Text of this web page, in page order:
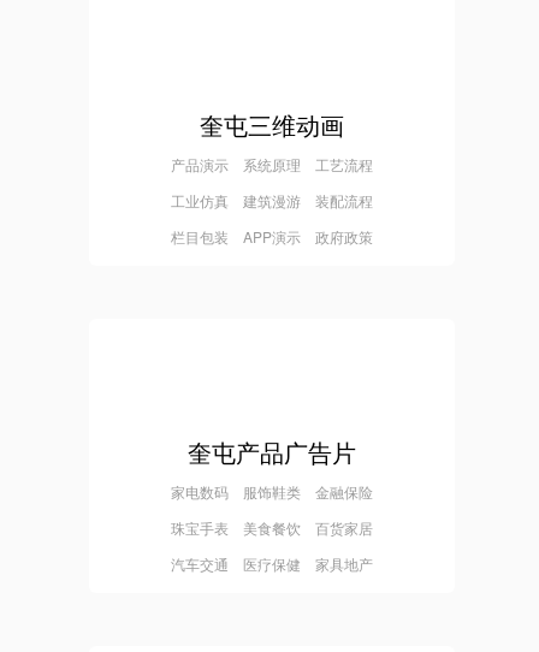
奎屯三维动画
产品演示 系统原理 工艺流程
工业仿真 建筑漫游 装配流程
栏目包装 APP演示 政府政策
奎屯产品广告片
家电数码 服饰鞋类 金融保险
珠宝手表 美食餐饮 百货家居
汽车交通 医疗保健 家具地产